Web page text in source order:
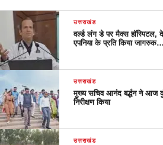
उत्तराखंड
वर्ल्ड लंग डे पर मैक्स हॉस्पिटल,
एपनिया के प्रति किया जागरुक…
उत्तराखंड
मुख्य सचिव आनंद बर्द्धन ने आज
निरीक्षण किया
उत्तराखंड